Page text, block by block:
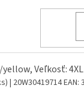
Veľkosť: 4XL
| 20W30419714EAN: